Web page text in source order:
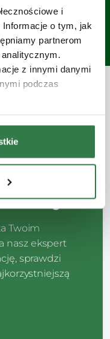
i
o tym, jak
partnerom
z innymi danymi
podczas
Twoim
nasz ekspert
sprawdzi